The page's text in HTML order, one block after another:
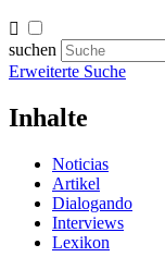
suchen
Erweiterte Suche
Inhalte
Noticias
Artikel
Dialogando
Interviews
Lexikon